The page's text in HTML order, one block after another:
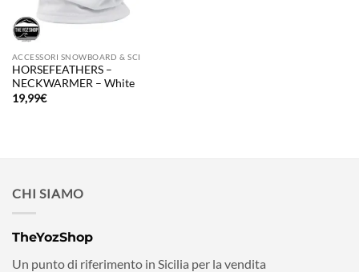
ACCESSORI SNOWBOARD & SCI
HORSEFEATHERS –
NECKWARMER – White
19,99€
CHI SIAMO
TheYozShop
Un punto di riferimento in Sicilia per la vendita